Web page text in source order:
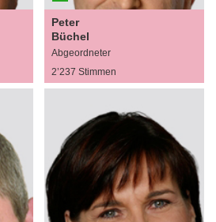
Peter
Büchel
Abgeordneter
2’237 Stimmen